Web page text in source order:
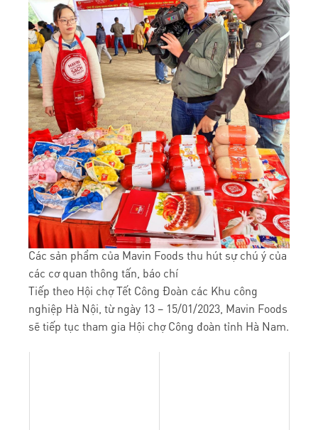
Các sản phẩm của Mavin Foods thu hút sự chú ý của
các cơ quan thông tấn, báo chí
Tiếp theo Hội chợ Tết Công Đoàn các Khu công
nghiệp Hà Nội, từ ngày 13 – 15/01/2023, Mavin Foods
sẽ tiếp tục tham gia Hội chợ Công đoàn tỉnh Hà Nam.